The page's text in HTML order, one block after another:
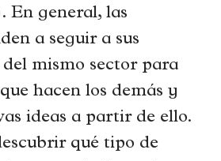
En general, las
a seguir a sus
mismo sector para
hacen los demás y
ideas a partir de ello.
qué tipo de